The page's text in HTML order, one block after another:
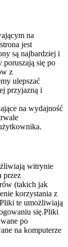
na
jest
są najbardziej i
się po
z
ulepszać
przyjazną i
na wydajność
witrynie
przez
(takich jak
korzystania z
te umożliwiają
się.Pliki
po
na komputerze